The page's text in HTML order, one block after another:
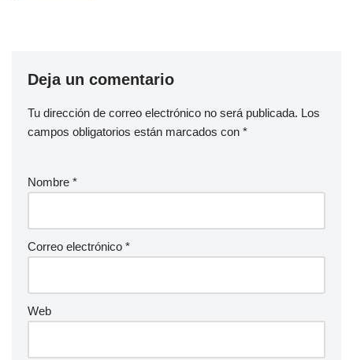
Deja un comentario
Tu dirección de correo electrónico no será publicada. Los
campos obligatorios están marcados con *
Nombre *
Correo electrónico *
Web